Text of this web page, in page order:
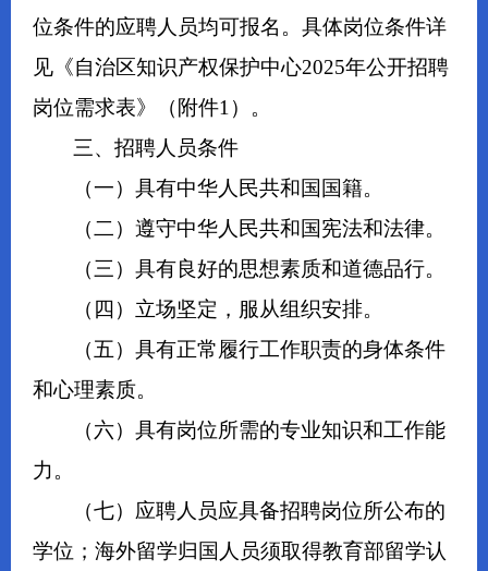
位条件的应聘人员均可报名。具体岗位条件详
见《自治区知识产权保护中心2025年公开招聘
岗位需求表》（附件1）。
三、招聘人员条件
（一）具有中华人民共和国国籍。
（二）遵守中华人民共和国宪法和法律。
（三）具有良好的思想素质和道德品行。
（四）立场坚定，服从组织安排。
（五）具有正常履行工作职责的身体条件
和心理素质。
（六）具有岗位所需的专业知识和工作能
力。
（七）应聘人员应具备招聘岗位所公布的
学位；海外留学归国人员须取得教育部留学认